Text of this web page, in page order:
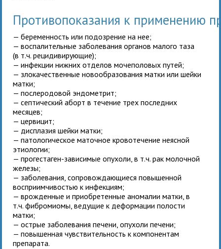
Противопоказания к применению
— беременность или подозрение на нее;
— воспалительные заболевания органов малого таза
(в т.ч. рецидивирующие);
— инфекции нижних отделов мочеполовых путей;
— злокачественные новообразования матки или шейки
матки;
— послеродовой эндометрит;
— септический аборт в течение трех последних
месяцев;
— цервицит;
— дисплазия шейки матки;
— патологическое маточное кровотечение неясной
этиологии;
— прогестаген-зависимые опухоли, в т.ч. рак молочной
железы;
— заболевания, сопровождающиеся повышенной
восприимчивостью к инфекциям;
— врожденные и приобретенные аномалии матки, в
т.ч. фибромиомы, ведущие к деформации полости
матки;
— острые заболевания печени, опухоли печени;
— повышенная чувствительность к компонентам
препарата.